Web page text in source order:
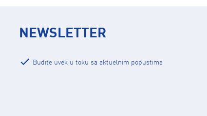
NEWSLETTER
Budite uvek u toku sa aktuelnim popustima